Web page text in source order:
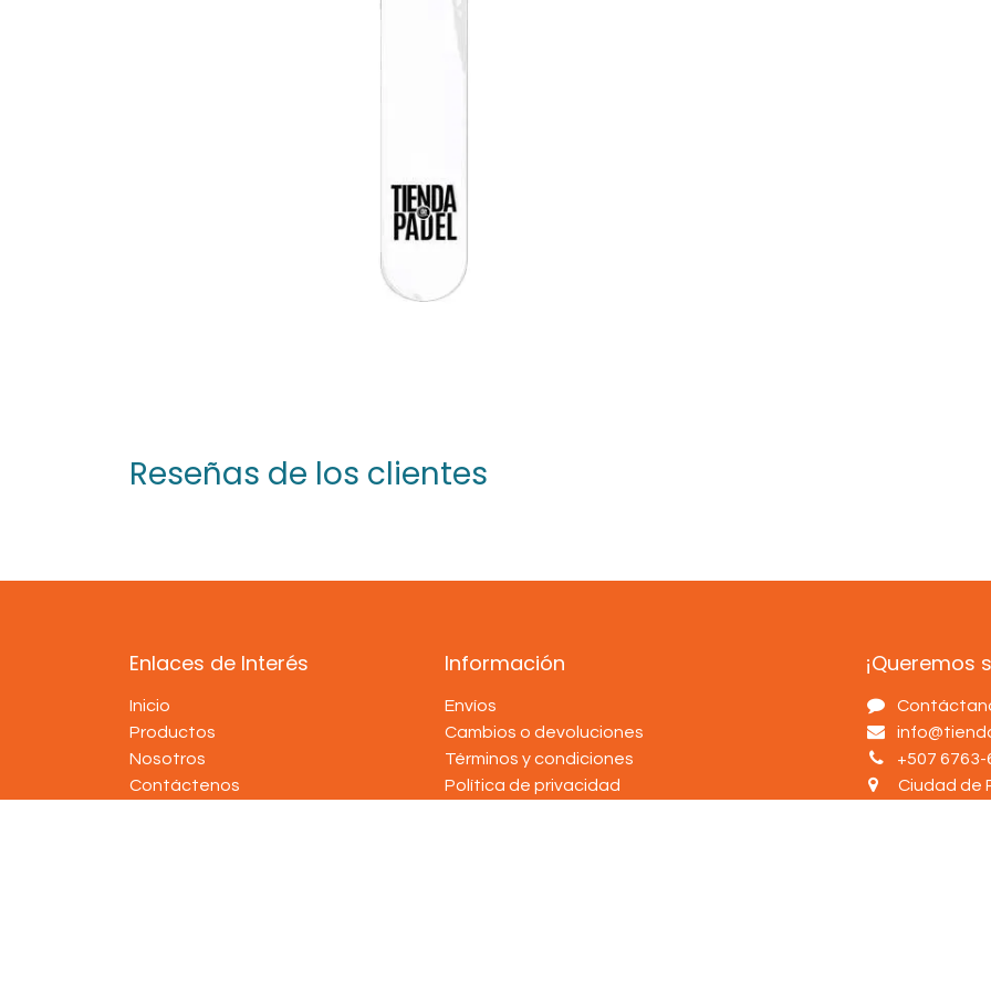
Reseñas de los clientes
Enlaces de Interés
Inicio
Productos
Nosotros
Contáctenos
Información
Envíos
Cambios o devoluciones
Términos y condiciones
Política de privacidad
¡Queremos
+507 6763-
Ciudad de